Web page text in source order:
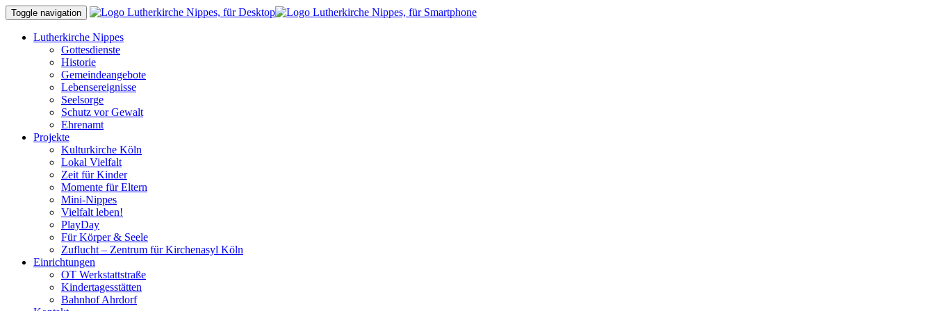
Toggle navigation
Lutherkirche Nippes
Gottesdienste
Historie
Gemeindeangebote
Lebensereignisse
Seelsorge
Schutz vor Gewalt
Ehrenamt
Projekte
Kulturkirche Köln
Lokal Vielfalt
Zeit für Kinder
Momente für Eltern
Mini-Nippes
Vielfalt leben!
PlayDay
Für Körper & Seele
Zuflucht – Zentrum für Kirchenasyl Köln
Einrichtungen
OT Werkstattstraße
Kindertagesstätten
Bahnhof Ahrdorf